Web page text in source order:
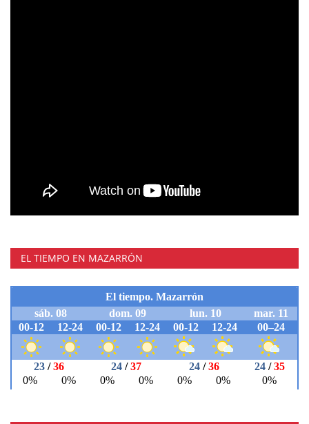
EL TIEMPO EN MAZARRÓN